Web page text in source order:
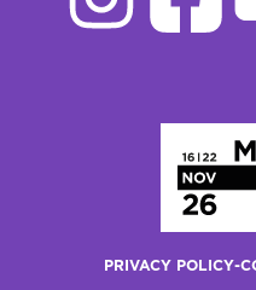
PRIVACY POLICY-